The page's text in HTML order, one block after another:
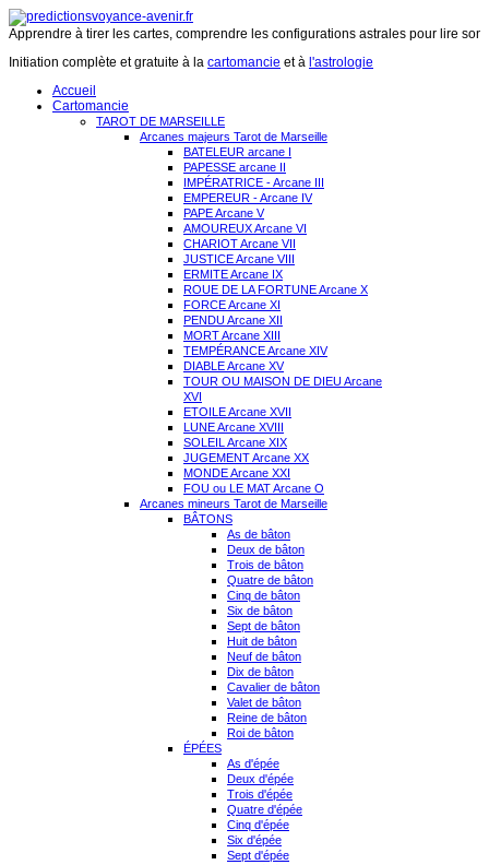
Apprendre à tirer les cartes, comprendre les configurations astrales pour lire
Initiation complète et gratuite à la cartomancie et à l'astrologie
Accueil
Cartomancie
TAROT DE MARSEILLE
Arcanes majeurs Tarot de Marseille
BATELEUR arcane I
PAPESSE arcane II
IMPÉRATRICE - Arcane III
EMPEREUR - Arcane IV
PAPE Arcane V
AMOUREUX Arcane VI
CHARIOT Arcane VII
JUSTICE Arcane VIII
ERMITE Arcane IX
ROUE DE LA FORTUNE Arcane X
FORCE Arcane XI
PENDU Arcane XII
MORT Arcane XIII
TEMPÉRANCE Arcane XIV
DIABLE Arcane XV
TOUR OU MAISON DE DIEU Arcane
XVI
ETOILE Arcane XVII
LUNE Arcane XVIII
SOLEIL Arcane XIX
JUGEMENT Arcane XX
MONDE Arcane XXI
FOU ou LE MAT Arcane O
Arcanes mineurs Tarot de Marseille
BÂTONS
As de bâton
Deux de bâton
Trois de bâton
Quatre de bâton
Cinq de bâton
Six de bâton
Sept de bâton
Huit de bâton
Neuf de bâton
Dix de bâton
Cavalier de bâton
Valet de bâton
Reine de bâton
Roi de bâton
ÉPÉES
As d'épée
Deux d'épée
Trois d'épée
Quatre d'épée
Cinq d'épée
Six d'épée
Sept d'épée